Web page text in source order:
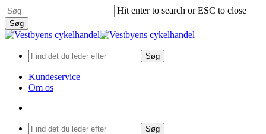
Skip
to
main
content
Hit enter to search or ESC to close
Søg
Close
Søg
Kundeservice
Om os
Menu
Søg